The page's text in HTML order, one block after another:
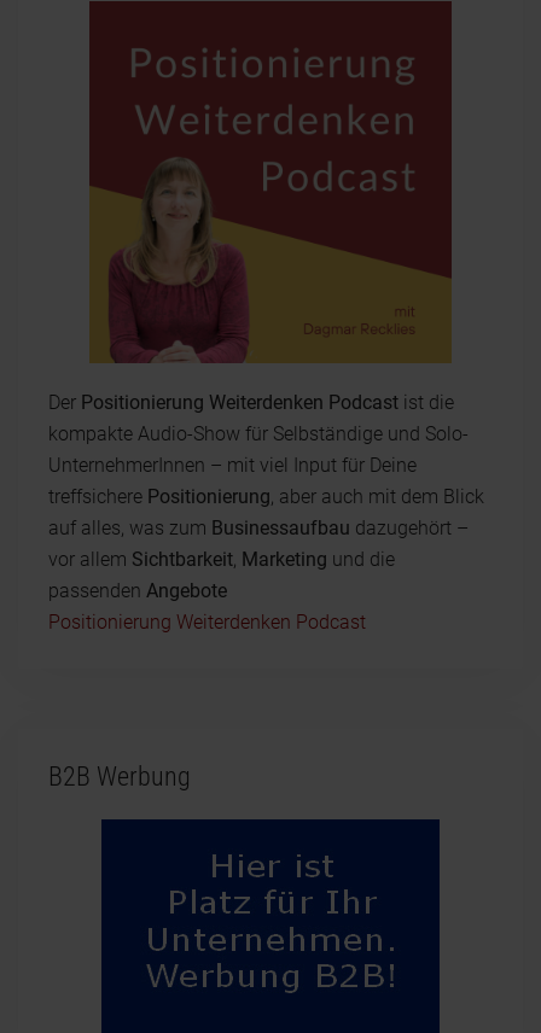
Der Positionierung Weiterdenken Podcast ist die
kompakte Audio-Show für Selbständige und Solo-
UnternehmerInnen – mit viel Input für Deine
treffsichere Positionierung , aber auch mit dem Blick
auf alles, was zum Businessaufbau dazugehört –
vor allem Sichtbarkeit Marketing und die
passenden Angebote
Positionierung Weiterdenken Podcast
B2B Werbung